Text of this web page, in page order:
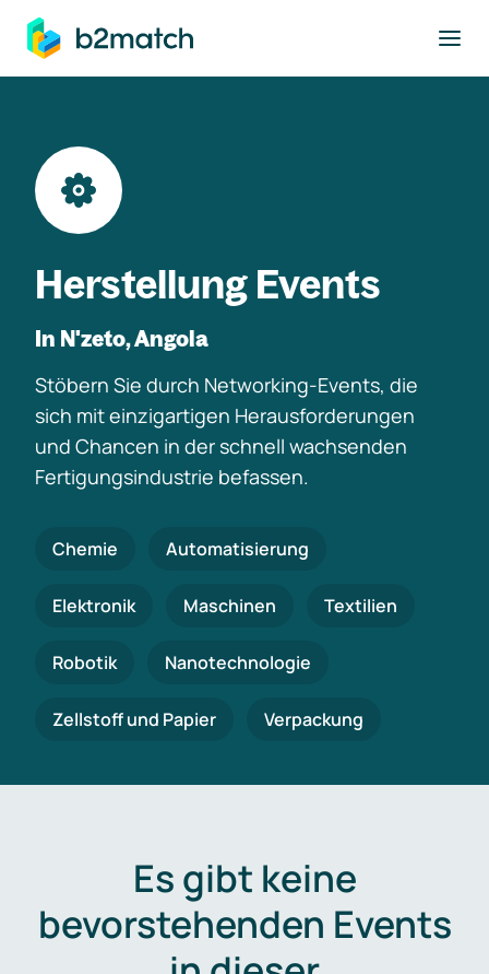
springen
Herstellung Events
In N'zeto, Angola
Stöbern Sie durch Networking-Events, die
sich mit einzigartigen Herausforderungen
und Chancen in der schnell wachsenden
Fertigungsindustrie befassen.
Chemie Automatisierung
Elektronik Maschinen Textilien
Robotik Nanotechnologie
Zellstoff und Papier Verpackung
Es gibt keine
bevorstehenden Events